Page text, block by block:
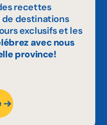
recettes
de destinations
exclusifs et les
avec nous
province!